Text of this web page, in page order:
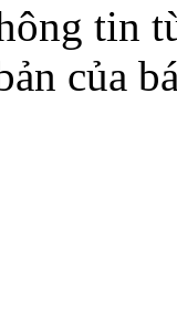
tin
của